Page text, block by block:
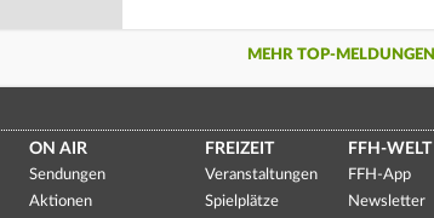
MEHR TOP-MELDUNGEN
ON AIR
Sendungen
Aktionen
FREIZEIT
Veranstaltungen
Spielplätze
FFH-WELT
FFH-App
Newsletter